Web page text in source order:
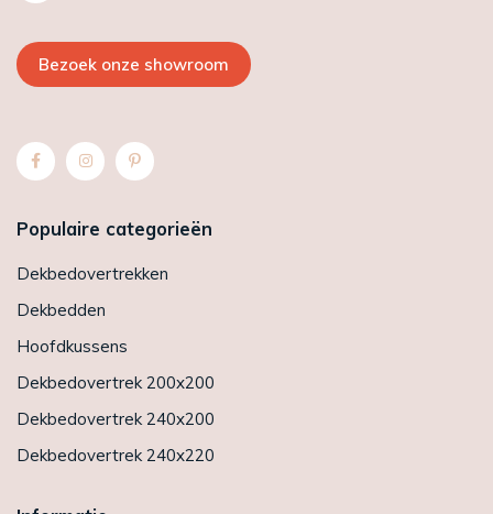
Bezoek onze showroom
Populaire categorieën
Dekbedovertrekken
Dekbedden
Hoofdkussens
Dekbedovertrek 200x200
Dekbedovertrek 240x200
Dekbedovertrek 240x220